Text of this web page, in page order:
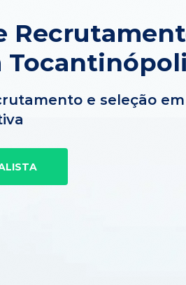
e seleção em